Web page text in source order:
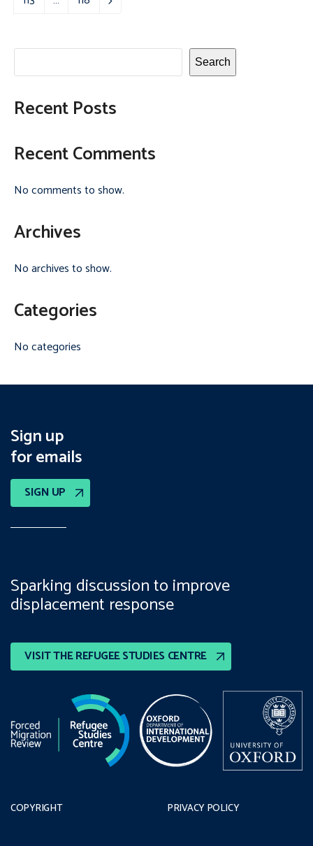
Page
Page Next
Search
Recent Posts
Recent Comments
No comments to show.
Archives
No archives to show.
Categories
No categories
Sign up
for emails
SIGN UP
VISIT THE REFUGEE STUDIES CENTRE
Sparking discussion to improve
displacement response
COPYRIGHT PRIVACY POLICY